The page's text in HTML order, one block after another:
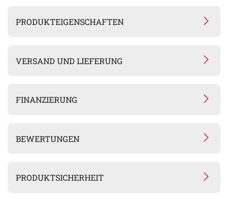
PRODUKTEIGENSCHAFTEN
VERSAND UND LIEFERUNG
FINANZIERUNG
BEWERTUNGEN
PRODUKTSICHERHEIT